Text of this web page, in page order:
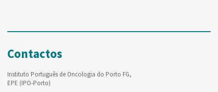
Contactos
Instituto Português de Oncologia do Porto FG,
EPE (IPO-Porto)